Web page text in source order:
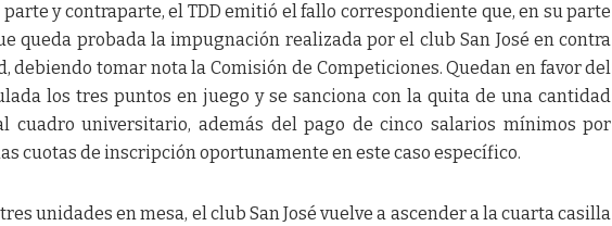
y contraparte, el TDD emitió el fallo correspondiente que, en su parte
queda probada la impugnación realizada por el club San José en contra
debiendo tomar nota la Comisión de Competiciones. Quedan en favor del
los tres puntos en juego y se sanciona con la quita de una cantidad
cuadro universitario, además del pago de cinco salarios mínimos por
cuotas de inscripción oportunamente en este caso específico.
unidades en mesa, el club San José vuelve a ascender a la cuarta casilla